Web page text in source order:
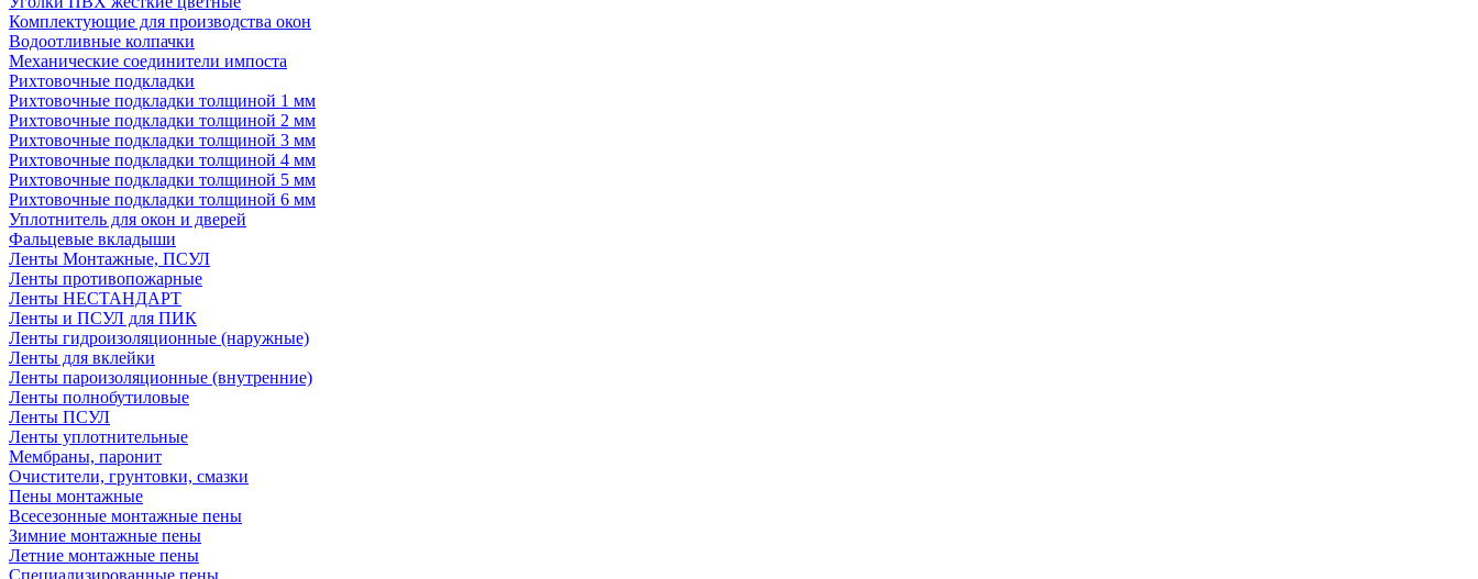
Комплектующие для производства окон
Водоотливные колпачки
Механические соединители импоста
Рихтовочные подкладки
Рихтовочные подкладки толщиной 1 мм
Рихтовочные подкладки толщиной 2 мм
Рихтовочные подкладки толщиной 3 мм
Рихтовочные подкладки толщиной 4 мм
Рихтовочные подкладки толщиной 5 мм
Рихтовочные подкладки толщиной 6 мм
Уплотнитель для окон и дверей
Фальцевые вкладыши
Ленты Монтажные, ПСУЛ
Ленты противопожарные
Ленты НЕСТАНДАРТ
Ленты и ПСУЛ для ПИК
Ленты гидроизоляционные (наружные)
Ленты для вклейки
Ленты пароизоляционные (внутренние)
Ленты полнобутиловые
Ленты ПСУЛ
Ленты уплотнительные
Мембраны, паронит
Очистители, грунтовки, смазки
Пены монтажные
Всесезонные монтажные пены
Зимние монтажные пены
Летние монтажные пены
Специализированные пены